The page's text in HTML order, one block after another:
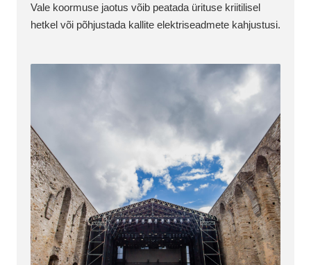
Vale koormuse jaotus võib peatada ürituse kriitilisel
hetkel või põhjustada kallite elektriseadmete kahjustusi.